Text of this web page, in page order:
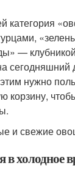
категория
—
сегодняшний
нужно
корзину,
и свежие
холодное